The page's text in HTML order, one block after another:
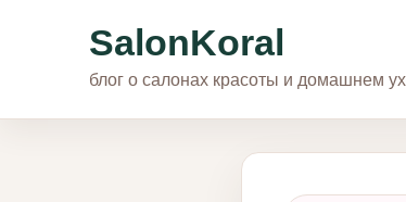
SalonKoral
блог о салонах красоты и домашнем